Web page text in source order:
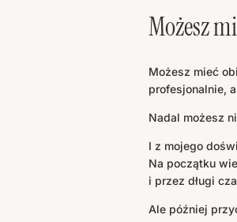
Możesz
Możesz mieć
profesjonalnie,
Nadal możesz
I z mojego
Na początku
i przez długi
Ale później